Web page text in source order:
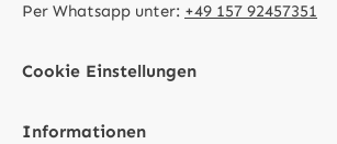
Per Whatsapp unter: +49 157 92457351
Cookie Einstellungen
Informationen